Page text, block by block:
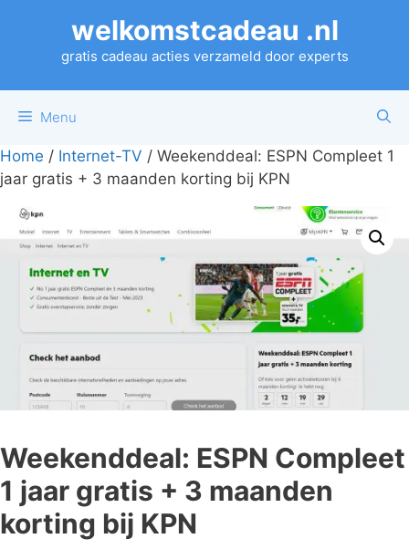
welkomstcadeau .nl
gratis cadeau acties verzameld door experts
Menu
Home / Internet-TV / Weekenddeal: ESPN Compleet 1
jaar gratis + 3 maanden korting bij KPN
Weekenddeal: ESPN Compleet
1 jaar gratis + 3 maanden
korting bij KPN